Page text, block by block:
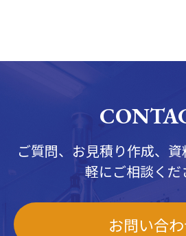
ご質問、お見積り作成、
軽にご相談くだ
お問い合